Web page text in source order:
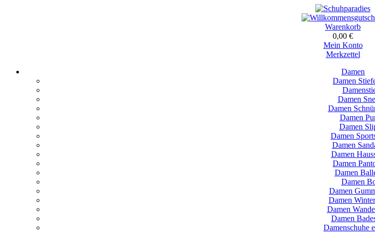
Warenkorb
0,00 €
Mein Konto
Merkzettel
Damen
Damen
Damen
Damen
Damen
Damen
Damen
Damen
Damen
Damen
Damen
Damen
Damen
Damen
Damen
Damen
Damenschuhe